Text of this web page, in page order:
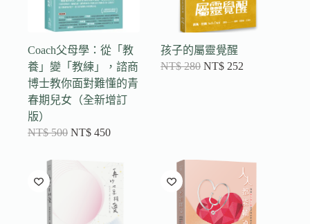
Coach父母學：從「教
養」變「教練」，諮商
博士教你面對難懂的青
春期兒女（全新增訂
版）
NT$500 NT$ 450
孩子的屬靈覺醒
NT$280 NT$ 252